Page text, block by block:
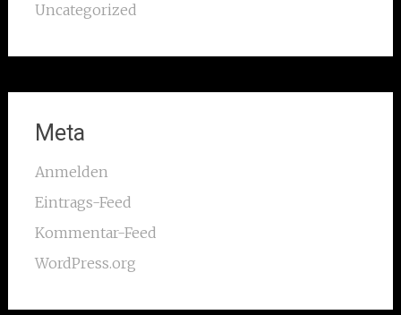
Uncategorized
Meta
Anmelden
Eintrags-Feed
Kommentar-Feed
WordPress.org